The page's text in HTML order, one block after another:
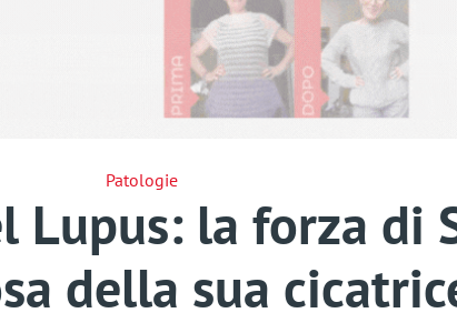
Patologie
la forza di
della sua